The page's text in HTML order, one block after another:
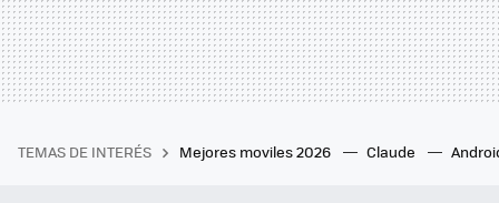
TEMAS DE INTERÉS Mejores moviles 2026 Claude